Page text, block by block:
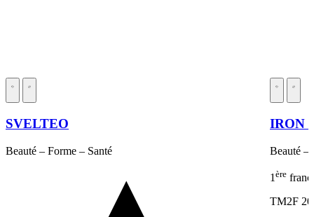
SVELTEO
Beauté – Forme – Santé
IRON
Beauté –
1 ère
TM2F